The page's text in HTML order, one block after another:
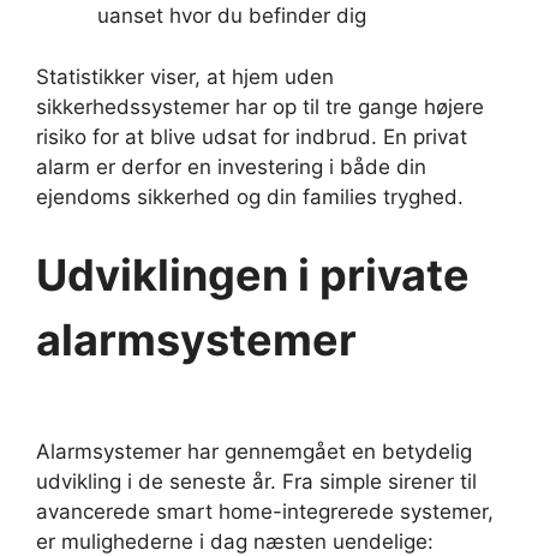
uanset hvor du befinder dig
Statistikker viser, at hjem uden
sikkerhedssystemer har op til tre gange højere
risiko for at blive udsat for indbrud. En privat
alarm er derfor en investering i både din
ejendoms sikkerhed og din families tryghed.
Udviklingen i private
alarmsystemer
Alarmsystemer har gennemgået en betydelig
udvikling i de seneste år. Fra simple sirener til
avancerede smart home-integrerede systemer,
er mulighederne i dag næsten uendelige: